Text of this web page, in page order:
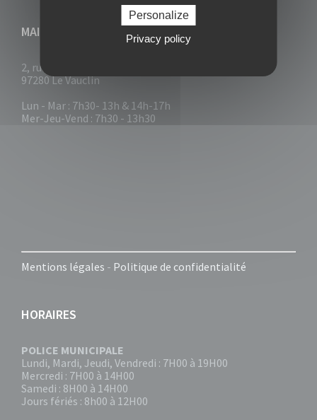
MAIRIE DU VAUCLIN
2, rue Collignon
97280 Le Vauclin
Lun - Mar : 7h30- 13h & 14h-17h
Mer-Jeu-Vend : 7h30 - 13h30
Mentions légales - Politique de confidentialité
HORAIRES
POLICE MUNICIPALE
Lundi, Mardi, Jeudi, Vendredi : 7H00 à 19H00
Mercredi : 7H00 à 14H00
Samedi : 8H00 à 14H00
Jours fériés : 8h00 à 12H00
Personalize
Privacy policy